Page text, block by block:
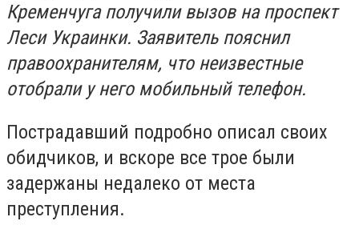
Кременчуга получили вызов на проспект
Леси Украинки. Заявитель пояснил
правоохранителям, что неизвестные
отобрали у него мобильный телефон.
Пострадавший подробно описал своих
обидчиков, и вскоре все трое были
задержаны недалеко от места
преступления.